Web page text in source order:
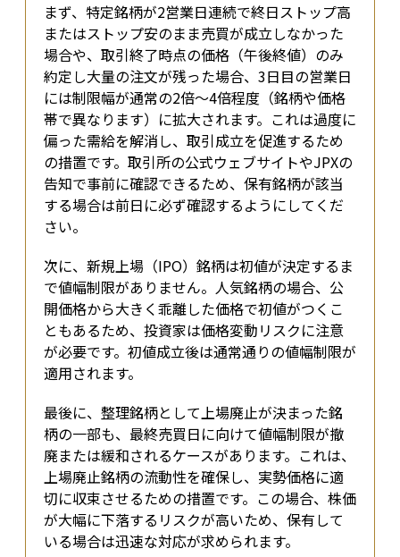
まず、特定銘柄が2営業日連続で終日ストップ高
またはストップ安のまま売買が成立しなかった
場合や、取引終了時点の価格（午後終値）のみ
約定し大量の注文が残った場合、3日目の営業日
には制限幅が通常の2倍〜4倍程度（銘柄や価格
帯で異なります）に拡大されます。これは過度に
偏った需給を解消し、取引成立を促進するため
の措置です。取引所の公式ウェブサイトやJPXの
告知で事前に確認できるため、保有銘柄が該当
する場合は前日に必ず確認するようにしてくだ
さい。
次に、新規上場（IPO）銘柄は初値が決定するま
で値幅制限がありません。人気銘柄の場合、公
開価格から大きく乖離した価格で初値がつくこ
ともあるため、投資家は価格変動リスクに注意
が必要です。初値成立後は通常通りの値幅制限が
適用されます。
最後に、整理銘柄として上場廃止が決まった銘
柄の一部も、最終売買日に向けて値幅制限が撤
廃または緩和されるケースがあります。これは、
上場廃止銘柄の流動性を確保し、実勢価格に適
切に収束させるための措置です。この場合、株価
が大幅に下落するリスクが高いため、保有して
いる場合は迅速な対応が求められます。